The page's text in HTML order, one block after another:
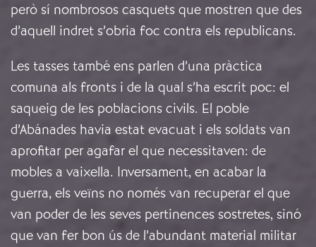
però sí nombrosos casquets que mostren que des
d’aquell indret s’obria foc contra els republicans.
Les tasses també ens parlen d’una pràctica
comuna als fronts i de la qual s’ha escrit poc: el
saqueig de les poblacions civils. El poble
d’Abánades havia estat evacuat i els soldats van
aprofitar per agafar el que necessitaven: de
mobles a vaixella. Inversament, en acabar la
guerra, els veïns no només van recuperar el que
van poder de les seves pertinences sostretes, sinó
que van fer bon ús de l’abundant material militar